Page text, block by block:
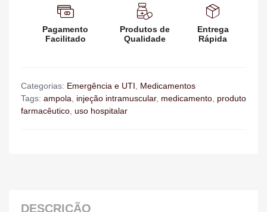
Pagamento
Facilitado
Produtos de
Qualidade
Entrega
Rápida
Categorias: Emergência e UTI, Medicamentos
Tags: ampola, injeção intramuscular, medicamento, produto
farmacêutico, uso hospitalar
DESCRIÇÃO